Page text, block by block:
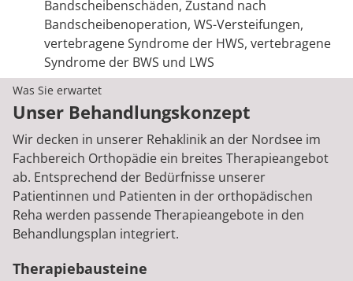
Bandscheibenschäden, Zustand nach
Bandscheibenoperation, WS-Versteifungen,
vertebragene Syndrome der HWS, vertebragene
Syndrome der BWS und LWS
Was Sie erwartet
Unser Behandlungskonzept
Wir decken in unserer Rehaklinik an der Nordsee im
Fachbereich Orthopädie ein breites Therapieangebot
ab. Entsprechend der Bedürfnisse unserer
Patientinnen und Patienten in der orthopädischen
Reha werden passende Therapieangebote in den
Behandlungsplan integriert.
Therapiebausteine